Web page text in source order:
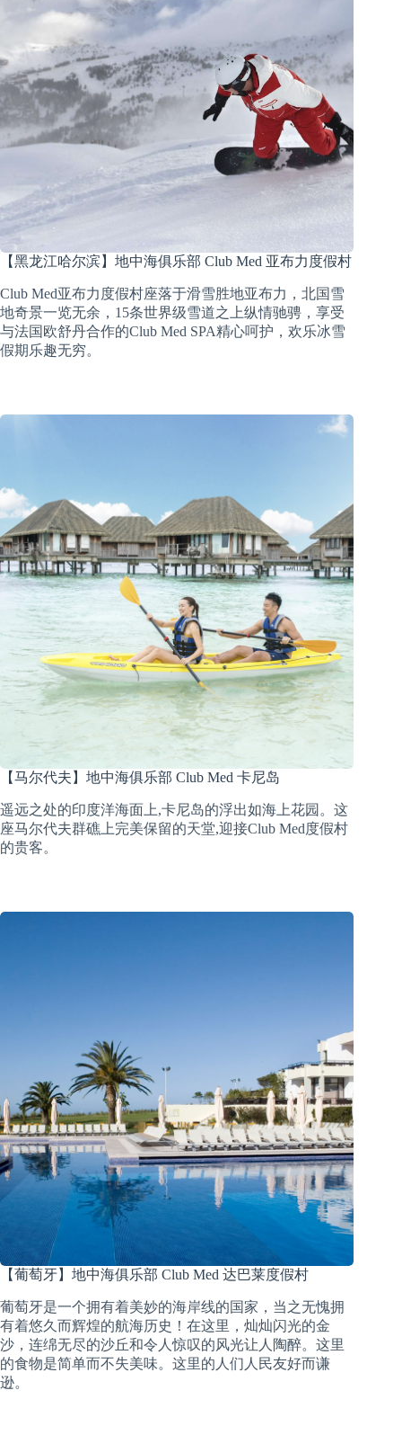
【黑龙江哈尔滨】地中海俱乐部 Club Med 亚布力度假村
Club Med亚布力度假村座落于滑雪胜地亚布力，北国雪
地奇景一览无余，15条世界级雪道之上纵情驰骋，享受
与法国欧舒丹合作的Club Med SPA精心呵护，欢乐冰雪
假期乐趣无穷。
【马尔代夫】地中海俱乐部 Club Med 卡尼岛
遥远之处的印度洋海面上,卡尼岛的浮出如海上花园。这
座马尔代夫群礁上完美保留的天堂,迎接Club Med度假村
的贵客。
【葡萄牙】地中海俱乐部 Club Med 达巴莱度假村
葡萄牙是一个拥有着美妙的海岸线的国家，当之无愧拥
有着悠久而辉煌的航海历史！在这里，灿灿闪光的金
沙，连绵无尽的沙丘和令人惊叹的风光让人陶醉。这里
的食物是简单而不失美味。这里的人们人民友好而谦
逊。